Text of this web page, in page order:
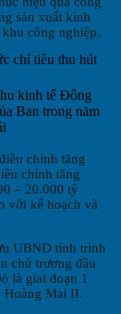
sản xuất kinh
công nghiệp.
kinh tế Đông
Ban trong năm
chỉnh tăng
chỉnh tăng
– 20.000 tỷ
với kế hoạch và
UBND tỉnh trình
chủ trương đầu
là giai đoạn 1
Hoàng Mai II.